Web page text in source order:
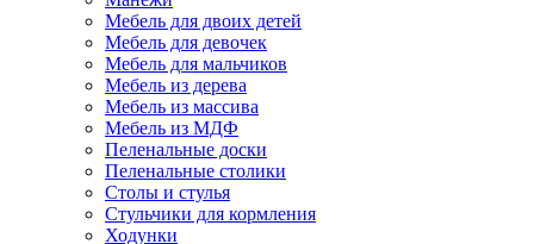
Мебель для двоих детей
Мебель для девочек
Мебель для мальчиков
Мебель из дерева
Мебель из массива
Мебель из МДФ
Пеленальные доски
Пеленальные столики
Столы и стулья
Стульчики для кормления
Ходунки